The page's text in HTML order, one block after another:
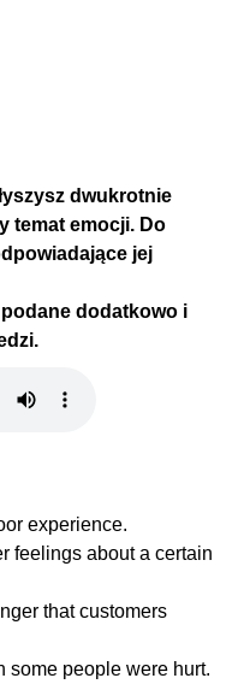
dwukrotnie
temat emocji. Do
jej
dodatkowo i
experience.
feelings about a certain
that customers
some people were hurt.